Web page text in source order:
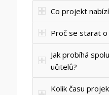
Co projekt
Proč se starat o
Jak probíhá
učitelů?
Kolik času